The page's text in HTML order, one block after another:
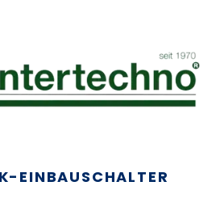
EINBAUSCHALTER